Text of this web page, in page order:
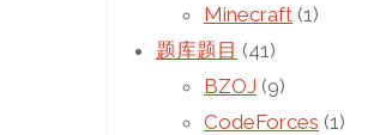
Minecraft (1)
题库题目 (41)
BZOJ (9)
CodeForces (1)